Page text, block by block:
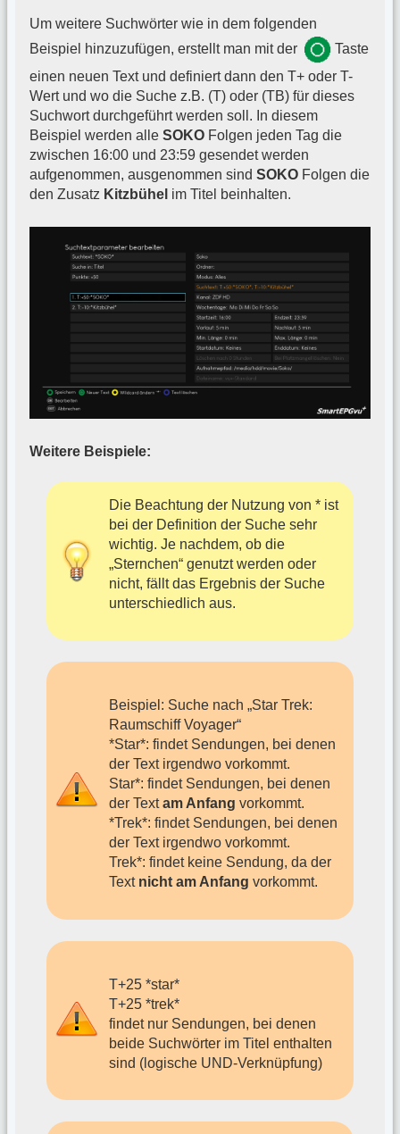
Um weitere Suchwörter wie in dem folgenden
Beispiel hinzuzufügen, erstellt man mit der
Taste
einen neuen Text und definiert dann den T+ oder T-
Wert und wo die Suche z.B. (T) oder (TB) für dieses
Suchwort durchgeführt werden soll. In diesem
Beispiel werden alle SOKO Folgen jeden Tag die
zwischen 16:00 und 23:59 gesendet werden
aufgenommen, ausgenommen sind SOKO Folgen die
den Zusatz Kitzbühel im Titel beinhalten.
Weitere Beispiele:
Die Beachtung der Nutzung von * ist
bei der Definition der Suche sehr
wichtig. Je nachdem, ob die
„Sternchen“ genutzt werden oder
nicht, fällt das Ergebnis der Suche
unterschiedlich aus.
Beispiel: Suche nach „Star Trek:
Raumschiff Voyager“
*Star*: findet Sendungen, bei denen
der Text irgendwo vorkommt.
Star*: findet Sendungen, bei denen
der Textam Anfang vorkommt.
*Trek*: findet Sendungen, bei denen
der Text irgendwo vorkommt.
Trek*: findet keine Sendung, da der
Text nicht am Anfang vorkommt.
T+25 *star*
T+25 *trek*
findet nur Sendungen, bei denen
beide Suchwörter im Titel enthalten
sind (logische UND-Verknüpfung)